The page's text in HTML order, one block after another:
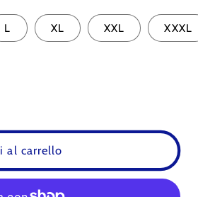
L XL XXL XXXL
al carrello